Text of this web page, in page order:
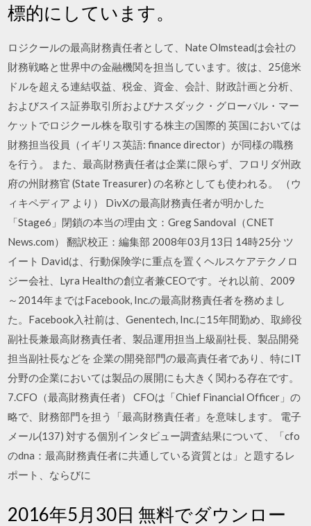
標的にしています。
ロジクールの最高財務責任者として、Nate Olmsteadは会社の
財務戦略と世界中の金融機関を担当しています。彼は、25億米
ドルを超える連結収益、税金、資金、会計、財政計画と分析、
およびスイス証券取引所およびナスダック・グローバル・マー
ケットでロジクール株を取引する株主の国際的 英国においては
財務担当役員（イギリス英語: finance director）が同様の職務
を行う。 また、最高財務責任者は企業に限らず、フロリダ州政
府の州財務官 (State Treasurer) の名称としても使われる。 （ウ
ィキペディア より） DivXの最高財務責任者が明かした
「Stage6」閉鎖の本当の理由 文：Greg Sandoval（CNET
News.com） 翻訳校正：編集部 2008年03月13日 14時25分 ツ
イート Davidは、行動保険学に重点を置くヘルスケアテクノロ
ジー会社、Lyra Healthの創立者兼CEOです。それ以前、2009
～2014年まではFacebook, Inc.の最高財務責任者を務めまし
た。Facebook入社前は、Genentech, Inc.に15年間勤め、取締役
副社長兼最高財務責任者、製品運用担当上級副社長、製品開発
担当副社長などを 企業の開発部門の最高責任者であり、特にIT
分野の企業においては製品の展開にも大きく関わる存在です。
7.CFO（最高財務責任者） CFOは「Chief Financial Officer」の
略で、財務部門を担う「最高財務責任者」を意味します。 電子
メール(137) 対する個別インタビュー調査結果について、「cfo
のdna：最高財務責任者に共通している資質とは」と題するレ
ポート、ならびに
2016年5月30日 無料でダウンロー